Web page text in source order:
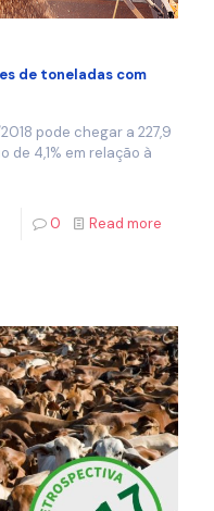
de toneladas com
pode chegar a 227,9
de 4,1% em relação à
0 Read more